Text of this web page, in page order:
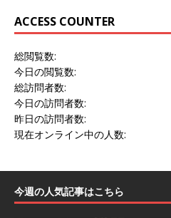
ACCESS COUNTER
総閲覧数:
今日の閲覧数:
総訪問者数:
今日の訪問者数:
昨日の訪問者数:
現在オンライン中の人数:
今週の人気記事はこちら